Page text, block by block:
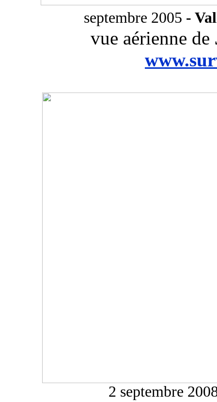
septembre 2005 -
vue aérienne de
2 septembre